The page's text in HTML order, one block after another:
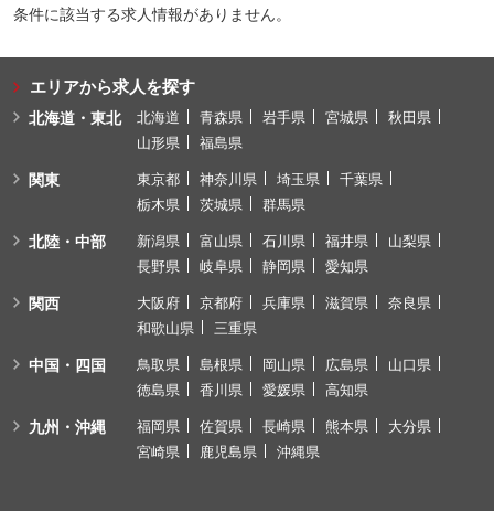
条件に該当する求人情報がありません。
エリアから求人を探す
北海道・東北 北海道 青森県 岩手県 宮城県
秋田県
山形県
福島県
関東 東京都 神奈川県 埼玉県
千葉県
栃木県
茨城県 群馬県
北陸・中部 新潟県 富山県 石川県 福井県
山梨県
長野県
岐阜県 静岡県 愛知県
関西 大阪府 京都府 兵庫県 滋賀県
奈良県
和歌山県
三重県
中国・四国 鳥取県 島根県 岡山県 広島県
山口県
徳島県
香川県 愛媛県 高知県
九州・沖縄 福岡県 佐賀県 長崎県 熊本県
大分県
宮崎県
鹿児島県 沖縄県